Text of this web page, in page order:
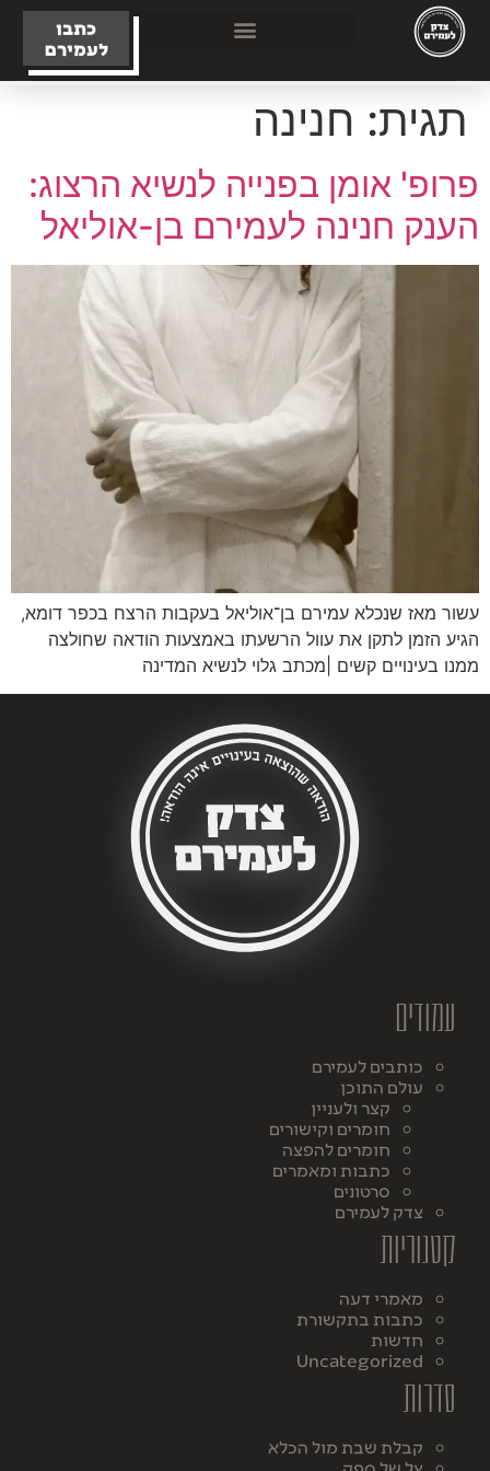
כתבו
לעמירם
תגית: חנינה
פרופ' אומן בפנייה לנשיא הרצוג:
הענק חנינה לעמירם בן-אוליאל
עשור מאז שנכלא עמירם בן־אוליאל בעקבות הרצח בכפר דומא,
הגיע הזמן לתקן את עוול הרשעתו באמצעות הודאה שחולצה
ממנו בעינויים קשים |מכתב גלוי לנשיא המדינה
עמודים
כותבים לעמירם
עולם התוכן
קצר ולעניין
חומרים וקישורים
חומרים להפצה
כתבות ומאמרים
סרטונים
צדק לעמירם
קטגוריות
מאמרי דעה
כתבות בתקשורת
חדשות
Uncategorized
סדרות
קבלת שבת מול הכלא